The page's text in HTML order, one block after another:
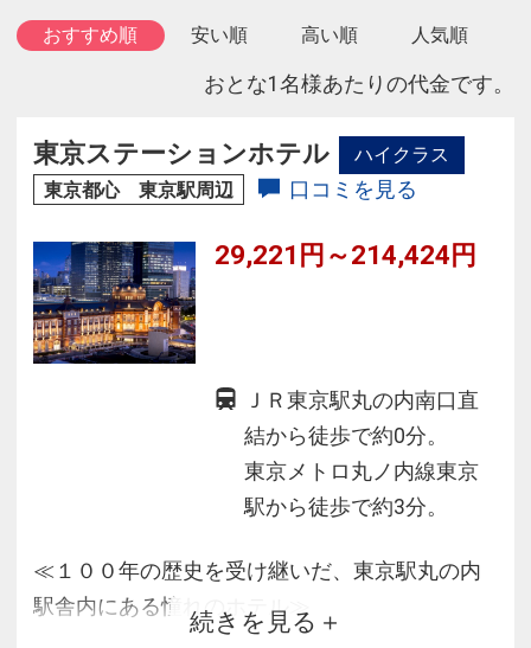
おすすめ順 安い順 高い順 人気順
おとな1名様あたりの代金です。
東京ステーションホテル
ハイクラス
東京都心 東京駅周辺
口コミを見る
29,221円～214,424円
ＪＲ東京駅丸の内南口直
結から徒歩で約0分。
東京メトロ丸ノ内線東京
駅から徒歩で約3分。
≪１００年の歴史を受け継いだ、東京駅丸の内
駅舎内にある憧れのホテル≫
続きを見る